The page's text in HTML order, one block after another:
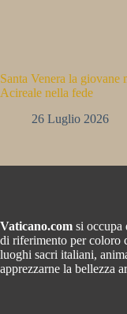
Santa Venera la giovane
Acireale nella fede
26 Luglio 2026
Vaticano.com si occupa
di riferimento per coloro
luoghi sacri italiani,
apprezzarne la bellezza